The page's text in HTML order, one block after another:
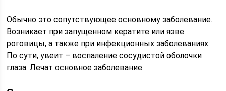
Обычно это сопутствующее основному заболевание.
Возникает при запущенном кератите или язве
роговицы, а также при инфекционных заболеваниях.
По сути, увеит – воспаление сосудистой оболочки
глаза. Лечат основное заболевание.